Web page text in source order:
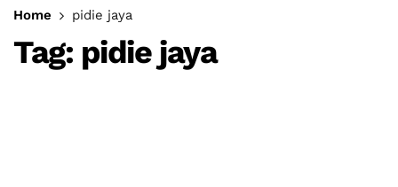
Home pidie jaya
Tag: pidie jaya